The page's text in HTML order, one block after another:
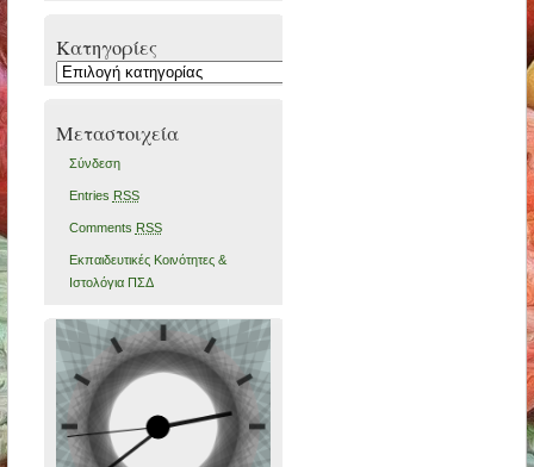
Kατηγορίες
Kατηγορίες
Μεταστοιχεία
Σύνδεση
Entries RSS
Comments RSS
Εκπαιδευτικές Κοινότητες &
Ιστολόγια ΠΣΔ